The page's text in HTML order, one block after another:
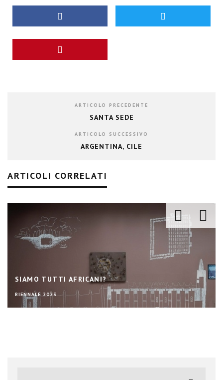
ARTICOLO PRECEDENTE
SANTA SEDE
ARTICOLO SUCCESSIVO
ARGENTINA, CILE
ARTICOLI CORRELATI
PADIGLIONE ITALIA: LARGO AI NATIVI SOSTENIBILI,
MA NON LASCIAMO L’ARCHITETTURA FUORI DALLA
PORTA
BIENNALE 2023